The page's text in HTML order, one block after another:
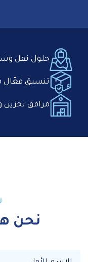
حلول نقل
تنسيق فعّال
مرافق تخزين
نحن